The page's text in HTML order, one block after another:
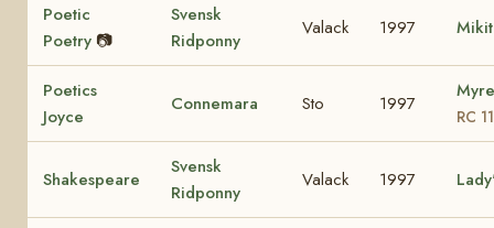
Poetic
Poetry 📷
Svensk
Ridponny
Valack 1997
Poetics
Joyce
Connemara Sto 1997
RC
Shakespeare
Svensk
Ridponny
Valack 1997